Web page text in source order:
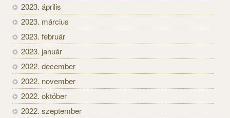
2023. április
2023. március
2023. február
2023. január
2022. december
2022. november
2022. október
2022. szeptember